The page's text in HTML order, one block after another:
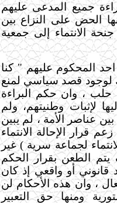
جميع المدعى عليهم
الحض على النزاع بين
الانتماء إلى جمعية
المحكوم عليهم " كنا
لوجود قصد سياسي لمنع
حلب ، وان حكم البراءة
لإثبات وطنيتهم، ولم
عناصر الأمة ، لم يبين
قرار الإحالة الانتماء
لجماعة سرية ) غير
الطعن بقرار الحكم
قانوني أو واقعي إذ كان
، وان هذه الأحكام لن
ومنها حق التعبير